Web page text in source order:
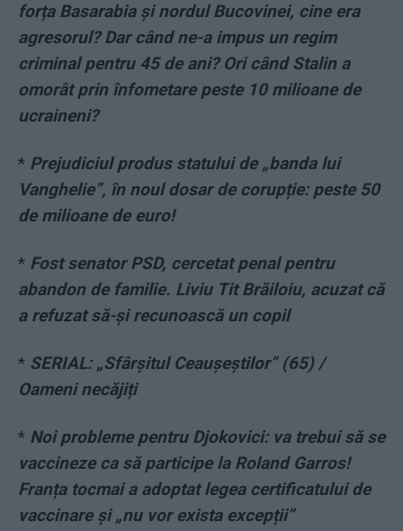
forța Basarabia și nordul Bucovinei, cine era
agresorul? Dar când ne-a impus un regim
criminal pentru 45 de ani? Ori când Stalin a
omorât prin înfometare peste 10 milioane de
ucraineni?
* Prejudiciul produs statului de „banda lui
Vanghelie”, în noul dosar de corupție: peste 50
de milioane de euro!
* Fost senator PSD, cercetat penal pentru
abandon de familie. Liviu Tit Brăiloiu, acuzat că
a refuzat să-și recunoască un copil
* SERIAL: „Sfârșitul Ceaușeștilor” (65) /
Oameni necăjiți
* Noi probleme pentru Djokovici: va trebui să se
vaccineze ca să participe la Roland Garros!
Franța tocmai a adoptat legea certificatului de
vaccinare și „nu vor exista excepții”